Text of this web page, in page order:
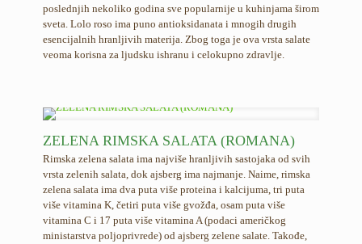
poslednjih nekoliko godina sve popularnije u kuhinjama širom
sveta. Lolo roso ima puno antioksidanata i mnogih drugih
esencijalnih hranljivih materija. Zbog toga je ova vrsta salate
veoma korisna za ljudsku ishranu i celokupno zdravlje.
ZELENA RIMSKA SALATA (ROMANA)
Rimska zelena salata ima najviše hranljivih sastojaka od svih
vrsta zelenih salata, dok ajsberg ima najmanje. Naime, rimska
zelena salata ima dva puta više proteina i kalcijuma, tri puta
više vitamina K, četiri puta više gvožđa, osam puta više
vitamina C i 17 puta više vitamina A (podaci američkog
ministarstva poljoprivrede) od ajsberg zelene salate. Takođe,